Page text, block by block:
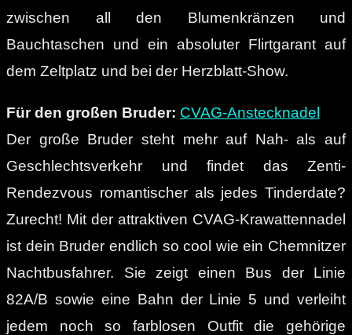
zwischen all den Blumenkränzen und
Bauchtaschen und ein absoluter Flirtgarant auf
dem Zeltplatz und bei der Herzblatt-Show.
Für den großen Bruder: CVAG-Anstecknadel
Der große Bruder steht mehr auf Nah- als auf
Geschlechtsverkehr und findet das Zenti-
Rendezvous romantischer als jedes Tinderdate?
Zurecht! Mit der attraktiven CVAG-Krawattennadel
ist dein Bruder endlich so cool wie ein Chemnitzer
Nachtbusfahrer. Sie zeigt einen Bus der Linie
82A/B sowie eine Bahn der Linie 5 und verleiht
jedem noch so farblosen Outfit die gehörige